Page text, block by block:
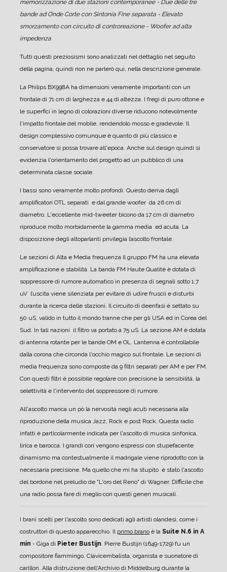
memorizzazione di due stazioni contemporanee - Due delle tre
bande ad Onde Corte con Sintonia Fine separata - Elevato
smorzamento con circuito di controreazione - Woofer ad alta
impedenza
Tutti questi preziosismi sono analizzati nel dettaglio nel seguito
della pagina, quindi non ne parlerò qui, nella descrizione generale.
La Philips BX998A ha dimensioni veramente importanti con un
frontale di 71 cm di larghezza e 44 di altezza. I fregi di puro ottone e
le superfici in legno di colorazioni diverse riducono notevolmente
l'impatto frontale del mobile, rendendolo mosso e gradevole. Il
design complessivo comunque è quanto di più classico e
conservatore si possa trovare all'epoca. Anche sul design quindi si
evidenzia l'orientamento del progetto ad un pubblico di una
determinata classe sociale.
I bassi sono veramente molto profondi. Questo deriva dagli
amplificatori OTL separati e dal grande woofer da 26 cm di
diametro. L'eccellente mid-tweeter bicono da 17 cm di diametro
riproduce molto morbidamente la gamma media ed acuta. La
disposizione degli altoparlanti privilegia l’ascolto frontale.
Le sezioni di Alta e Media frequenza Il gruppo FM ha una elevata
amplificazione e stabilità. La banda FM Haute Qualité è dotata di
soppressore di rumore automatico in presenza di segnali sotto 1,7
uV l’uscita viene silenziata per evitare di udire fruscii e disturbi
durante la ricerca delle stazioni. Il circuito di deenfasi è settato su
50 uS, valido in tutto il mondo tranne che per gli USA ed in Corea del
Sud. In tali nazioni il filtro va portato a 75 uS. La sezione AM è dotata
di antenna rotante per le bande OM e OL. L’antenna è controllabile
dalla corona che circonda l'occhio magico sul frontale. Le sezioni di
media frequenza sono composte da 9 filtri separati per AM e per FM.
Con questi filtri è possibile regolare con precisione la sensibilità, la
selettività e l'intervento del soppressore di rumore.
All'ascolto manca un pò la nervosità negli acuti necessaria alla
riproduzione della musica Jazz, Rock e post Rock. Questa radio
infatti è particolarmente indicata per l'ascolto di musica sinfonica,
lirica e barocca. I grandi cori vengono espressi con stupefacente
dinamismo ma contestualmente il madrigale viene riprodotto con la
necessaria precisione. Ma quello che mi ha stupito è stato l'ascolto
del bordone nel preludio de "L'oro del Reno" di Wagner. Difficile che
una radio possa fare di meglio con questi generi musicali.
I brani scelti per l'ascolto sono dedicati agli artisti olandesi, come i
costruttori di questo apparecchio. Il primo brano è la Suite N.6 in A
min - Giga di Pieter Bustijn Pierre Bustijn (1649-1729) fu un
compositore fiammingo. Clavicembalista, organista e suonatore di
carillon. Alla distruzione dell'Archivio di Middelburg durante la